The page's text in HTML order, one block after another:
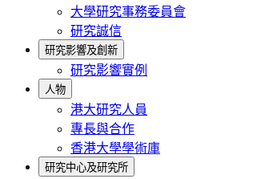
大學研究事務委員會
研究誠信
研究影響及創新
研究影響實例
人物
港大研究人員
專長與合作
香港大學學術庫
研究中心及研究所